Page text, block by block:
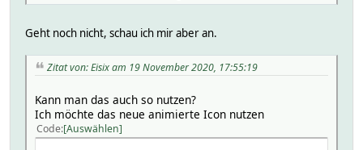
Geht noch nicht, schau ich mir aber an.
Zitat von: Eisix am 19 November 2020, 17:55:19
Kann man das auch so nutzen?
Ich möchte das neue animierte Icon nutzen
Code Auswählen